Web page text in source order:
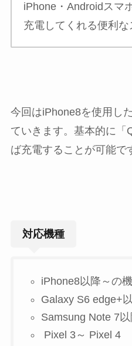
iPhone・Androidスマ
充電してくれる便利な
今回はiPhone8を使用し
ていきます。基本的に「
ば充電することが可能で
対応機種
iPhone8以降～の
Galaxy S6 edge+
Samsung Note 7
Pixel 3～ Pixel 4